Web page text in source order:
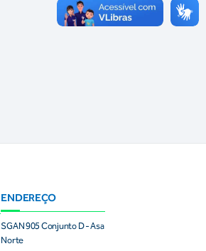
ENDEREÇO
SGAN 905 Conjunto D - Asa
Norte